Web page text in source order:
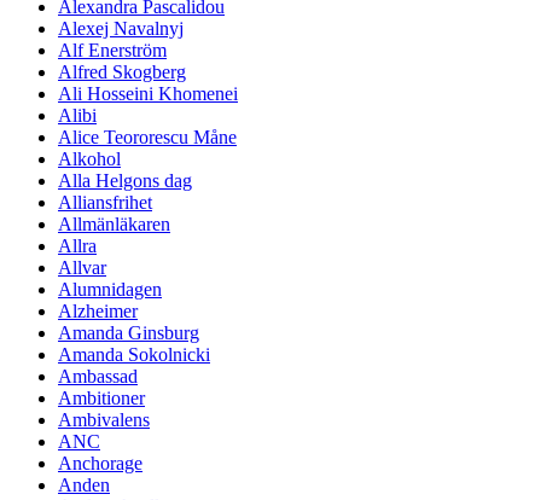
Alexandra Pascalidou
Alexej Navalnyj
Alf Enerström
Alfred Skogberg
Ali Hosseini Khomenei
Alibi
Alice Teororescu Måne
Alkohol
Alla Helgons dag
Alliansfrihet
Allmänläkaren
Allra
Allvar
Alumnidagen
Alzheimer
Amanda Ginsburg
Amanda Sokolnicki
Ambassad
Ambitioner
Ambivalens
ANC
Anchorage
Anden